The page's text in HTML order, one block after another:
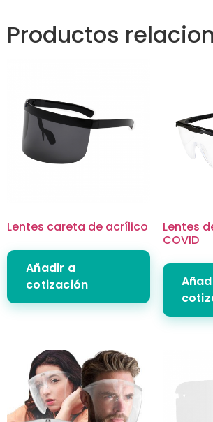
Productos
Lentes careta de acrílico
Añadir a
cotización
Lentes
COVID